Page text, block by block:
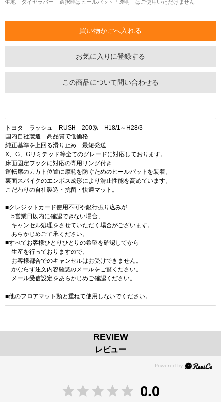
生地「ダイヤラバー」選択時はヒールパット「透明」はご使用いただけません
お気に入りに登録する
この商品について問い合わせる
トヨタ ラッシュ RUSH 200系 H18/1～H28/3
国内自社製造 高品質で低価格
純正基準を上回る滑り止め 最短発送
X、G、Gリミテッド等全てのグレードに対応しております。
床面固定フックに対応の専用リング付き
運転席のカカト位置に摩耗を防ぐためのヒールパットを装着。
裏面スパイクのエンボス成形により滑止性能を高めています。
こだわりの自社製造・抗菌・快適マット。
■クレジットカード使用不可や銀行振り込みが
5営業日以内に確認できない場合、
キャンセル処理をさせていただく場合がございます。
あらかじめご了承ください。
■すべてお客様ひとりひとりの希望を確認してから
生産を行っておりますので、
お客様都合でのキャンセルはお受けできません。
かならず注文内容確認のメールをご覧ください。
メール受信設定をあらかじめご確認ください。
■他のフロアマット類と重ねて使用しないでください。
REVIEW
レビュー
0.0